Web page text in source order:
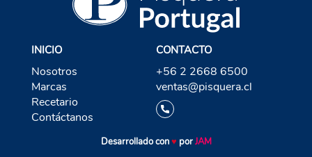
INICIO
Nosotros
Marcas
Recetario
Contáctanos
CONTACTO
+56 2 2668 6500
ventas@pisquera.cl
Desarrollado con♥ porJAM